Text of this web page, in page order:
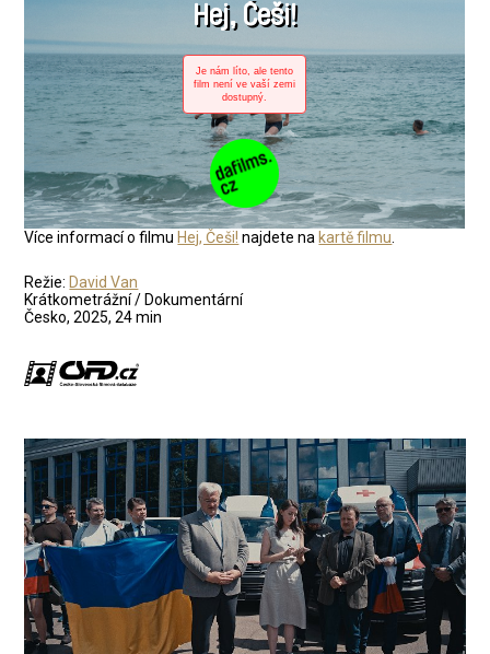
Více informací o filmu Hej, Češi! najdete na kartě filmu
Režie: David Van
Krátkometrážní / Dokumentární
Česko, 2025, 24 min